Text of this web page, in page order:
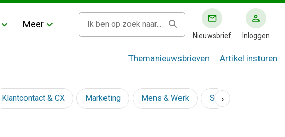
Meer
Nieuwsbrief Inloggen
Themanieuwsbrieven Artikel insturen
Klantcontact & CX Marketing Mens & Werk Social
›